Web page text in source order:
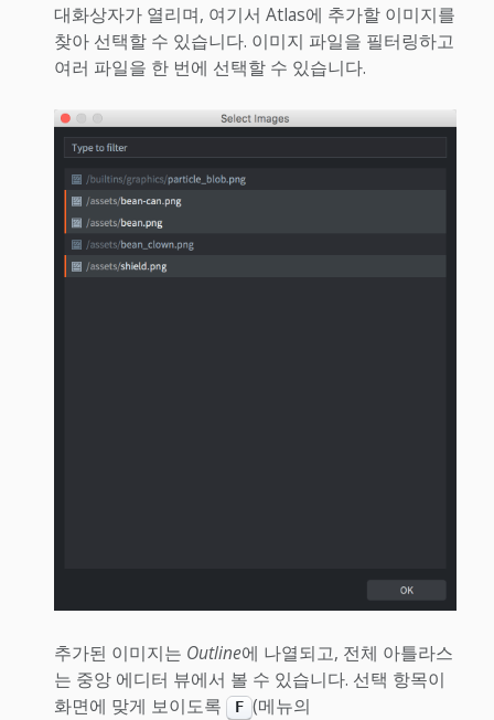
대화상자가 열리며, 여기서 Atlas에 추가할 이미지를
찾아 선택할 수 있습니다. 이미지 파일을 필터링하고
여러 파일을 한 번에 선택할 수 있습니다.
추가된 이미지는 Outline에 나열되고, 전체 아틀라스
는 중앙 에디터 뷰에서 볼 수 있습니다. 선택 항목이
화면에 맞게 보이도록 F (메뉴의